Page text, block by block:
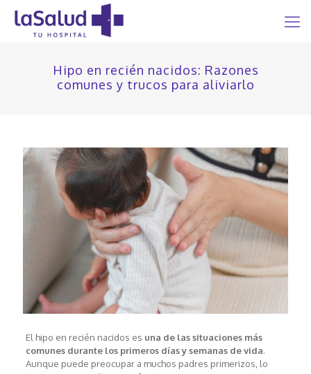
Hipo en recién nacidos: Razones
comunes y trucos para aliviarlo
El hipo en recién nacidos es una de las situaciones más
comunes durante los primeros días y semanas de vida.
Aunque puede preocupar a muchos padres primerizos, lo